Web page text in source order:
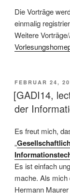
Die Vorträge
einmalig
Weitere
AM
FEBRUAR 24,
[GADI14,
der
Es freut mich,
„
Es ist einfach
mache. Als mich
Hermann